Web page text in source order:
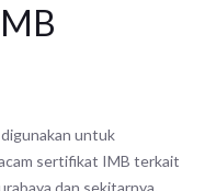
untuk
sertifikat IMB terkait